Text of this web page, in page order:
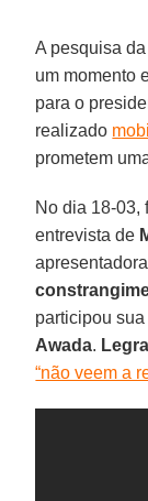
A pesquisa da
um momento
para o
realizado
prometem
No dia 18-03,
entrevista de
participou
Awada.
“não veem a